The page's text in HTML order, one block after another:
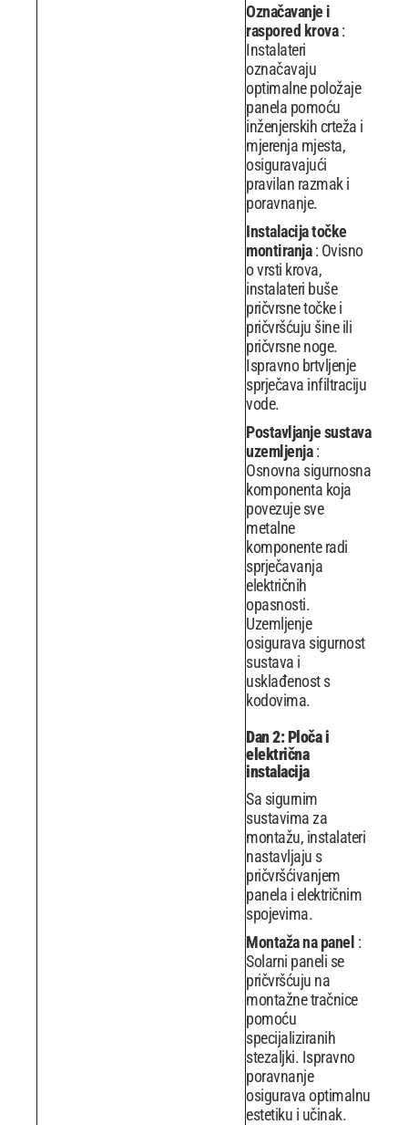
Označavanje i
raspored krova:
Instalateri
označavaju
optimalne položaje
panela pomoću
inženjerskih crteža i
mjerenja mjesta,
osiguravajući
pravilan razmak i
poravnanje.
Instalacija točke
montiranja: Ovisno
o vrsti krova,
instalateri buše
pričvrsne točke i
pričvršćuju šine ili
pričvrsne noge.
Ispravno brtvljenje
sprječava infiltraciju
vode.
Postavljanje sustava
uzemljenja:
Osnovna sigurnosna
komponenta koja
povezuje sve
metalne
komponente radi
sprječavanja
električnih
opasnosti.
Uzemljenje
osigurava sigurnost
sustava i
usklađenost s
kodovima.
Dan 2: Ploča i
električna
instalacija
Sa sigurnim
sustavima za
montažu, instalateri
nastavljaju s
pričvršćivanjem
panela i električnim
spojevima.
Montaža na panel :
Solarni paneli se
pričvršćuju na
montažne tračnice
pomoću
specijaliziranih
stezaljki. Ispravno
poravnanje
osigurava optimalnu
estetiku i učinak.